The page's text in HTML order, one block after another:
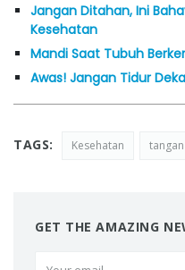
Jangan Ditahan, Ini
Kesehatan
Mandi Saat Tubuh
Awas! Jangan Tidur
TAGS: Kesehatan
GET THE AMAZING